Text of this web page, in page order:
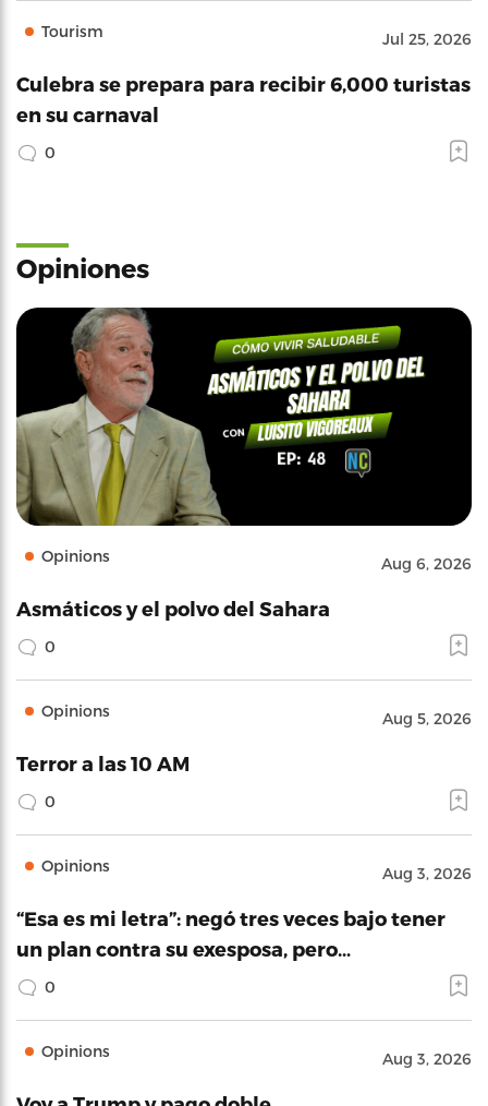
Tourism Jul 25, 2026
Culebra se prepara para recibir 6,000 turistas
en su carnaval
0
Opiniones
Opinions Aug 6, 2026
Asmáticos y el polvo del Sahara
0
Opinions Aug 5, 2026
Terror a las 10 AM
0
Opinions Aug 3, 2026
“Esa es mi letra”: negó tres veces bajo tener
un plan contra su exesposa, pero…
0
Opinions Aug 3, 2026